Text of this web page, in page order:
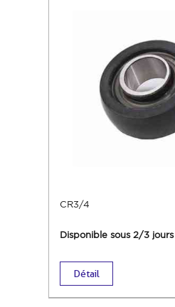
CR3/4
Disponible sous 2/3 jours
Détail